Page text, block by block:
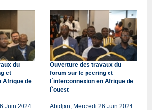
du
et
Afrique de
Juin 2024 .
Ouverture des travaux du
forum sur le peering et
l`interconnexion en Afrique de
l`ouest
Abidjan, Mercredi 26 Juin 2024 .